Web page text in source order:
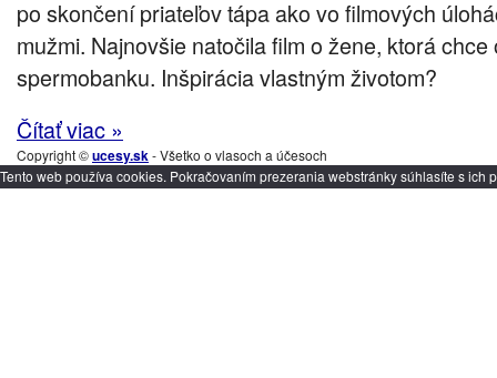
po skončení priateľov tápa ako vo filmových
mužmi. Najnovšie natočila film o žene, ktorá chce
spermobanku. Inšpirácia vlastným životom?
Čítať viac »
Copyright ©ucesy.sk- Všetko o vlasoch a účesoch
Tento web používa cookies. Pokračovaním prezerania webstránky súhlasíte s ich